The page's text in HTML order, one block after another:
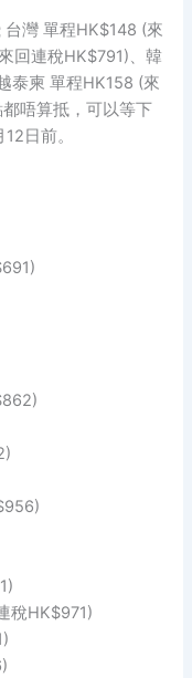
灣 單程HK$148 (來
回連稅HK$791)、韓
泰柬 單程HK158 (來
唔算抵，可以等下
日前。
稅HK$971)